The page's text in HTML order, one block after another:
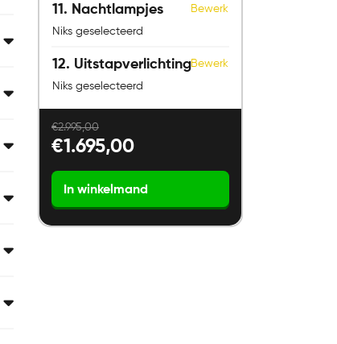
11 Nachtlampjes
Bewerk
Niks geselecteerd
12 UitstapverlichtingBewerk
Niks geselecteerd
€2.995,00
€1.695,00
Norma
In winkelmand